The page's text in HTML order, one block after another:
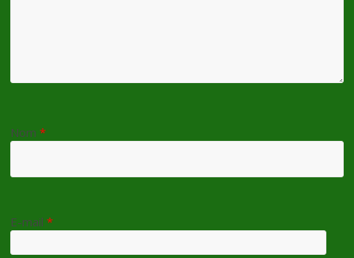
Nom*
E-mail*